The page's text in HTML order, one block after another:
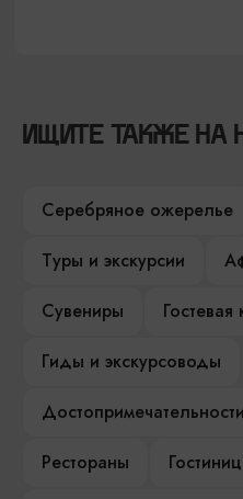
ИЩИТЕ ТАКЖЕ НА
Серебряное ожерелье
Туры и экскурсии
Сувениры
Гостевая
Гиды и экскурсоводы
Достопримечательности
Рестораны